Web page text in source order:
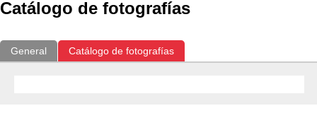
Catálogo de fotografías
General Catálogo de fotografías